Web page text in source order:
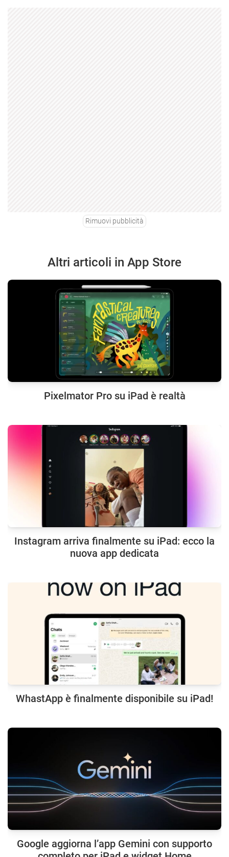
Rimuovi pubblicità
Altri articoli in App Store
Pixelmator Pro su iPad è realtà
Instagram arriva finalmente su iPad: ecco la
nuova app dedicata
WhastApp è finalmente disponibile su iPad!
Google aggiorna l’app Gemini con supporto